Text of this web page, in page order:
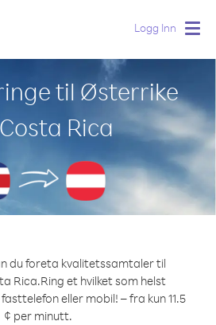
Logg Inn
til Østerrike
Rica
du foreta kvalitetssamtaler til
Rica.Ring et hvilket som helst
eller mobil! – fra kun 11.5
¢ per minutt.